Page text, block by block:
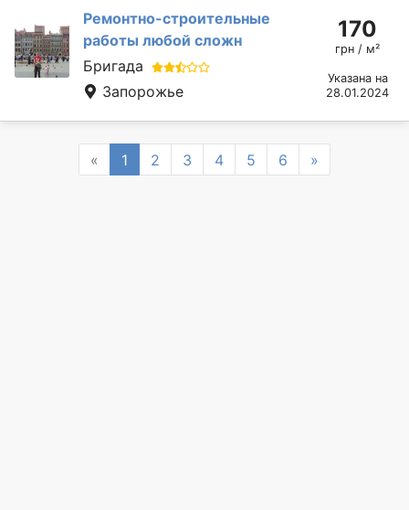
Ремонтно-строительные
работы любой сложн
Бригада
Запорожье
170
грн / м²
Указана на
28.01.2024
« Previous
1 2 3 4 5 6 »